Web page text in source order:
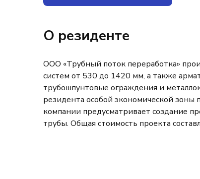
О резиденте
ООО «Трубный поток переработка»
систем от 530 до 1420 мм, а также
трубошпунтовые ограждения и
резидента особой экономической
компании предусматривает создание
трубы. Общая стоимость проекта